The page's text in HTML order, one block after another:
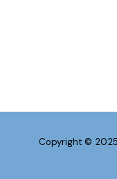
Copyright ©